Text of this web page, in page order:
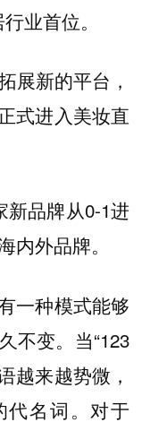
业首位。
展新的平台，
式进入美妆直
新品牌从0-1进
内外品牌。
一种模式能够
不变。当“123
越来越势微，
代名词。对于